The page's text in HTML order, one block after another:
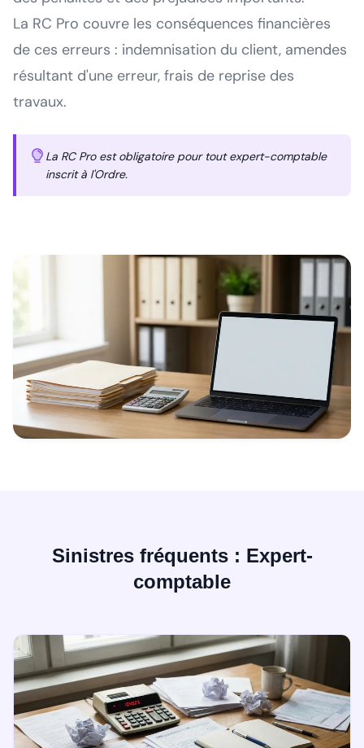
La RC Pro couvre les conséquences financières
de ces erreurs : indemnisation du client, amendes
résultant d'une erreur, frais de reprise des
travaux.
La RC Pro est obligatoire pour tout expert-comptable
inscrit à l'Ordre.
Sinistres fréquents : Expert-
comptable